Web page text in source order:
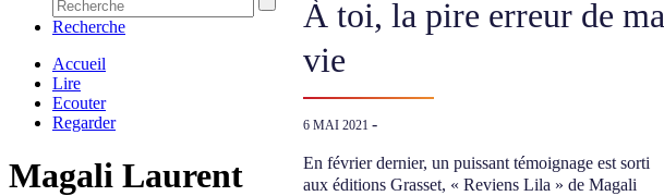
Recherche
Accueil
Lire
Ecouter
Regarder
Magali Laurent
À toi, la pire erreur de ma
vie
6 MAI 2021 -
En février dernier, un puissant témoignage est sorti
aux éditions Grasset, « Reviens Lila » de Magali